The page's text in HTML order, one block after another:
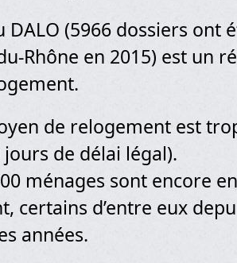
DALO (5966 dossiers ont
Rhône en 2015) est un
de relogement est
de délai légal).
ménages sont encore
certains d’entre eux
années.